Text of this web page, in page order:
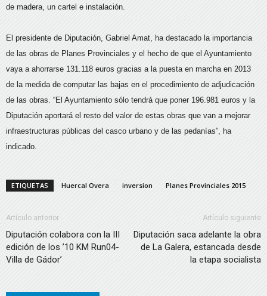
de madera, un cartel e instalación.
El presidente de Diputación, Gabriel Amat, ha destacado la importancia
de las obras de Planes Provinciales y el hecho de que el Ayuntamiento
vaya a ahorrarse 131.118 euros gracias a la puesta en marcha en 2013
de la medida de computar las bajas en el procedimiento de adjudicación
de las obras. “El Ayuntamiento sólo tendrá que poner 196.981 euros y la
Diputación aportará el resto del valor de estas obras que van a mejorar
infraestructuras públicas del casco urbano y de las pedanías”, ha
indicado.
ETIQUETAS Huercal Overa inversion Planes Provinciales 2015
Artículo anterior
Diputación colabora con la III
edición de los ’10 KM Run04-
Villa de Gádor’
Artículo siguiente
Diputación saca adelante la obra
de La Galera, estancada desde
la etapa socialista